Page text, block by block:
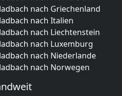
nach Griechenland
nach Italien
nach Liechtenstein
nach Luxemburg
nach Niederlande
nach Norwegen